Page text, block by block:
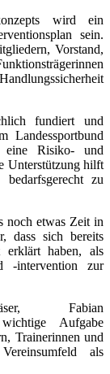
wird ein
sein.
Vorstand,
fundiert und
Landessportbund
eine Risiko- und
Unterstützung hilft
zu
noch etwas Zeit in
dass sich bereits
erklärt haben, als
-intervention zur
Fabian
Aufgabe
Trainerinnen und
als